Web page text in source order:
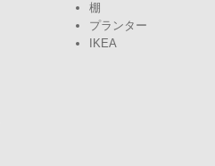
棚
プランター
IKEA